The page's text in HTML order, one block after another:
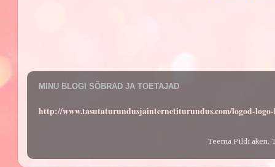
MINU BLOGI SÕBRAD JA TOETAJAD
http://www.tasutaturundusjainternetiturundus.com/logod-
Teema Pildi aken.